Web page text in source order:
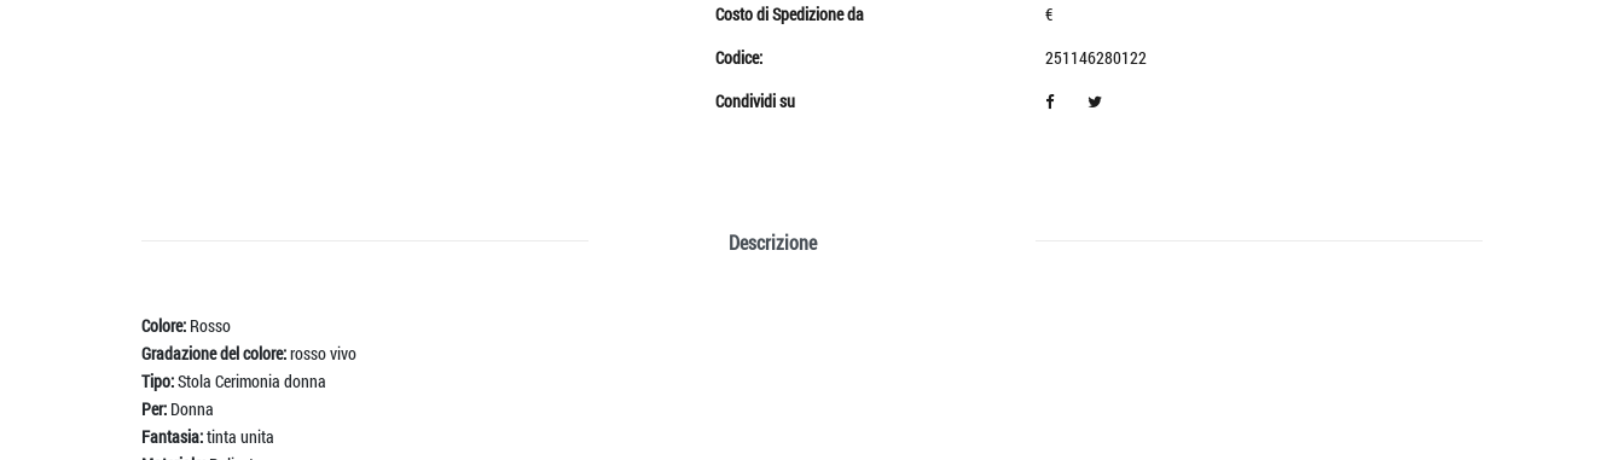
Costo di Spedizione da
€
Codice:
251146280122
Condividi su
Descrizione
Colore: Rosso
Gradazione del colore:rosso vivo
Tipo:Stola Cerimonia donna
Per: Donna
Fantasia:tinta unita